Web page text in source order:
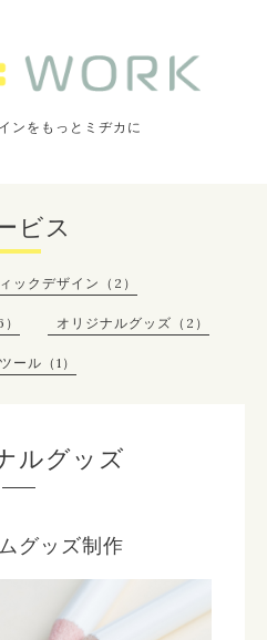
ンをもっとミヂカに
ビス
ックデザイン（2）
オリジナルグッズ（2）
ール（1）
ルグッズ
グッズ制作